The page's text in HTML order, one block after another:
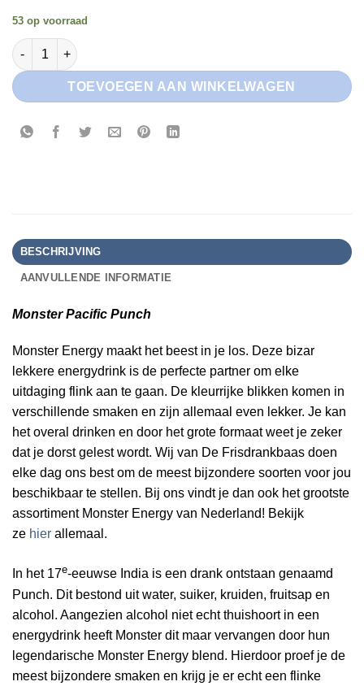
53 op voorraad
Monster Pacific Punch aantal
TOEVOEGEN AAN WINKELWAGEN
BESCHRIJVING
AANVULLENDE INFORMATIE
Monster Pacific Punch
Monster Energy maakt het beest in je los. Deze bizar
lekkere energydrink is de perfecte partner om elke
uitdaging flink aan te gaan. De kleurrijke blikken komen in
verschillende smaken en zijn allemaal even lekker. Je kan
het overal drinken en door het grote formaat weet je zeker
dat je dorst gelest wordt. Wij van De Frisdrankbaas doen
elke dag ons best om de meest bijzondere soorten voor jou
beschikbaar te stellen. Bij ons vindt je dan ook het grootste
assortiment Monster Energy van Nederland! Bekijk
ze hier allemaal.
In het 17e-eeuwse India is een drank ontstaan genaamd
Punch. Dit bestond uit water, suiker, kruiden, fruitsap en
alcohol. Aangezien alcohol niet echt thuishoort in een
energydrink heeft Monster dit maar vervangen door hun
legendarische Monster Energy blend. Hierdoor proef je de
meest bijzondere smaken en krijg je er echt een flinke